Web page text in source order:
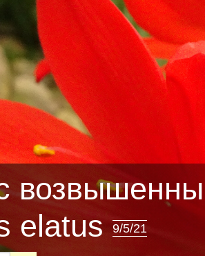
elatus
9/5/21